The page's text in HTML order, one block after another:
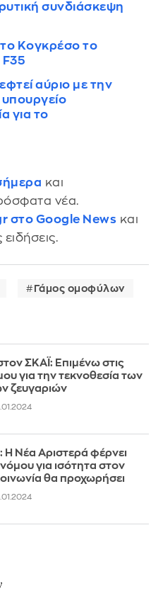
συνδιάσκεψη
Κογκρέσο το
F35
αύριο με την
για το
και
νέα.
στο Google News και
Γάμος ομοφύλων
ΣΚΑΪ: Επιμένω στις
για την τεκνοθεσία των
ζευγαριών
Η Νέα Αριστερά φέρνει
για ισότητα στον
θα προχωρήσει